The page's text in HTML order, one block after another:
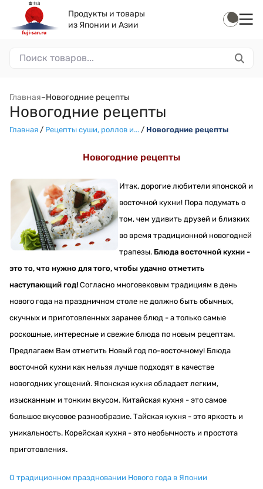
Продукты и товары
из Японии и Азии
Главная–Новогодние рецепты
Новогодние рецепты
Главная / Рецепты суши, роллов и... / Новогодние рецепты
Новогодние рецепты
Итак, дорогие любители японской и
восточной кухни! Пора подумать о
том, чем удивить друзей и близких
во время традиционной новогодней
трапезы. Блюда восточной кухни -
это то, что нужно для того, чтобы удачно отметить
наступающий год! Согласно многовековым традициям в день
нового года на праздничном столе не должно быть обычных,
скучных и приготовленных заранее блюд - а только самые
роскошные, интересные и свежие блюда по новым рецептам.
Предлагаем Вам отметить Новый год по-восточному! Блюда
восточной кухни как нельзя лучше подходят в качестве
новогодних угощений. Японская кухня обладает легким,
изысканным и тонким вкусом. Китайская кухня - это самое
большое вкусовое разнообразие. Тайская кухня - это яркость и
уникальность. Корейская кухня - это необычность и простота
приготовления.
О традиционном праздновании Нового года в Японии